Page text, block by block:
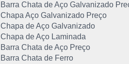
Barra Chata de Aço Galvanizado
Chapa Aço Galvanizado Preço
Chapa de Aço Galvanizado
Chapa de Aço Laminada
Barra Chata de Aço Preço
Barra Chata de Ferro